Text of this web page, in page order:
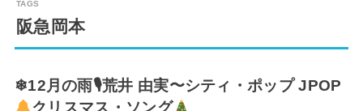
阪急岡本
❄12月の雨🎙荒井 由実〜シティ・ポップ JPOP